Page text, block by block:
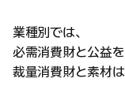
業種別では、
必需消費財と公益
裁量消費財と素材